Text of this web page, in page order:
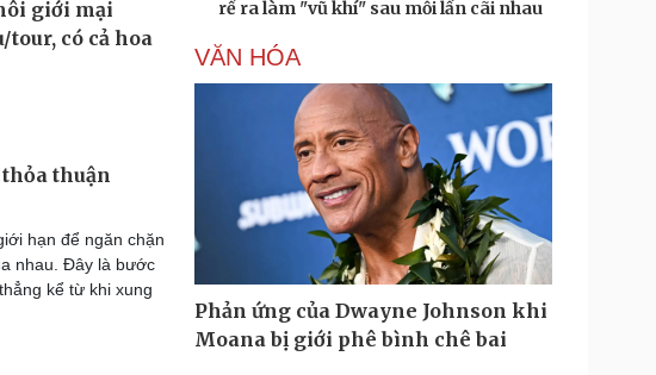
thuận
hạn để ngăn chặn
nhau. Đây là bước
kể từ khi xung
rể ra làm "vũ khí" sau mỗi lần cãi nhau
VĂN HÓA
Phản ứng của Dwayne Johnson khi
Moana bị giới phê bình chê bai